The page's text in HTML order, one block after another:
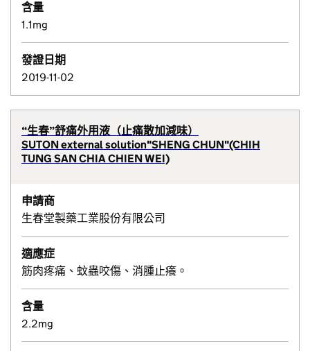
含量
1.1mg
發證日期
2019-11-02
“生春”舒痛外用液（止痛散加減味）
SUTON external solution"SHENG CHUN"(CHIH
TUNG SAN CHIA CHIEN WEI)
申請商
生春堂製藥工業股份有限公司
適應症
筋肉疼痛、蚊蟲咬傷、消腫止癢。
含量
2.2mg